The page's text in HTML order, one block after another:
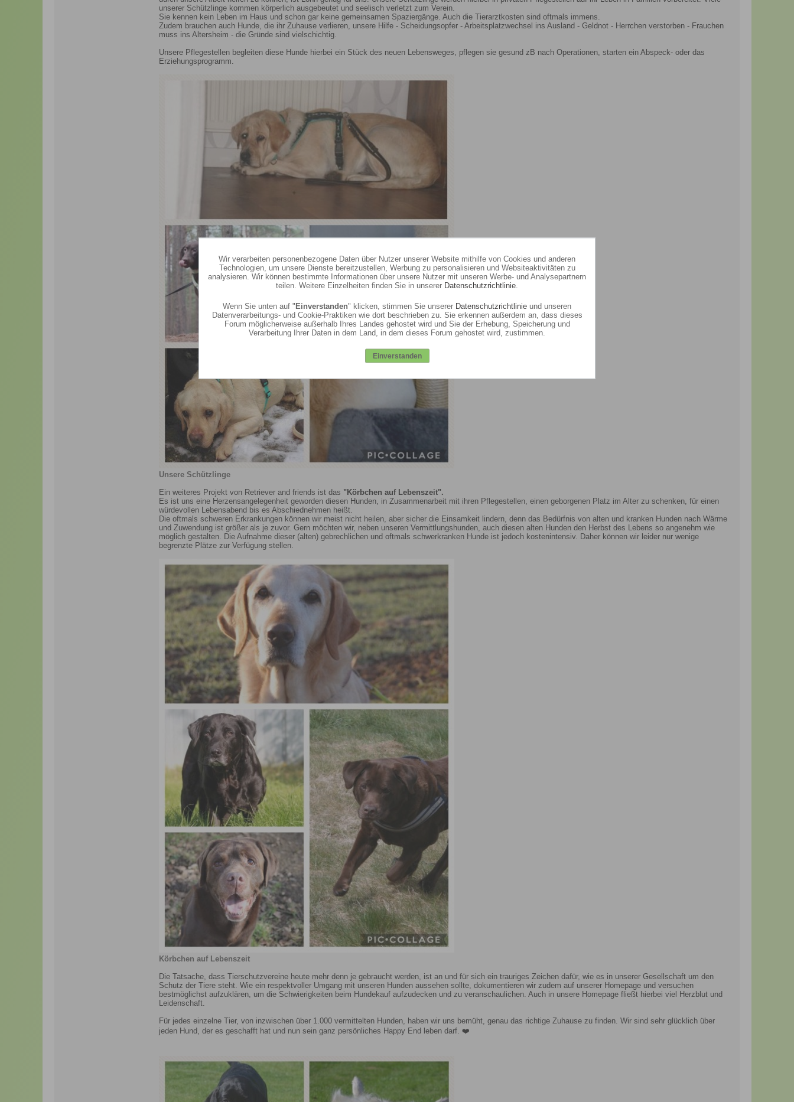
unserer Schützlinge kommen körperlich ausgebeutet und seelisch verletzt zum Verein.
Sie kennen kein Leben im Haus und schon gar keine gemeinsamen Spaziergänge. Auch die Tierarztkosten sind oftmals immens.
Zudem brauchen auch Hunde, die ihr Zuhause verlieren, unsere Hilfe - Scheidungsopfer - Arbeitsplatzwechsel ins Ausland - Geldnot - Herrchen verstorben - Frauchen
muss ins Altersheim - die Gründe sind vielschichtig.
Unsere Pflegestellen begleiten diese Hunde hierbei ein Stück des neuen Lebensweges, pflegen sie gesund zB nach Operationen, starten ein Abspeck- oder das
Erziehungsprogramm.
Unsere Schützlinge
Ein weiteres Projekt von Retriever and friends ist das "Körbchen auf Lebenszeit".
Es ist uns eine Herzensangelegenheit geworden diesen Hunden, in Zusammenarbeit mit ihren Pflegestellen, einen geborgenen Platz im Alter zu schenken, für einen
würdevollen Lebensabend bis es Abschiednehmen heißt.
Die oftmals schweren Erkrankungen können wir meist nicht heilen, aber sicher die Einsamkeit lindern, denn das Bedürfnis von alten und kranken Hunden nach Wärme
und Zuwendung ist größer als je zuvor. Gern möchten wir, neben unseren Vermittlungshunden, auch diesen alten Hunden den Herbst des Lebens so angenehm wie
möglich gestalten. Die Aufnahme dieser (alten) gebrechlichen und oftmals schwerkranken Hunde ist jedoch kostenintensiv. Daher können wir leider nur wenige
begrenzte Plätze zur Verfügung stellen.
Körbchen auf Lebenszeit
Die Tatsache, dass Tierschutzvereine heute mehr denn je gebraucht werden, ist an und für sich ein trauriges Zeichen dafür, wie es in unserer Gesellschaft um den
Schutz der Tiere steht. Wie ein respektvoller Umgang mit unseren Hunden aussehen sollte, dokumentieren wir zudem auf unserer Homepage und versuchen
bestmöglichst aufzuklären, um die Schwierigkeiten beim Hundekauf aufzudecken und zu veranschaulichen. Auch in unsere Homepage fließt hierbei viel Herzblut und
Leidenschaft.
Für jedes einzelne Tier, von inzwischen über 1.000 vermittelten Hunden, haben wir uns bemüht, genau das richtige Zuhause zu finden. Wir sind sehr glücklich über
jeden Hund, der es geschafft hat und nun sein ganz persönliches Happy End leben darf. ❤️
Wir verarbeiten personenbezogene Daten über Nutzer unserer Website mithilfe von Cookies und anderen
Technologien, um unsere Dienste bereitzustellen, Werbung zu personalisieren und Websiteaktivitäten zu
analysieren. Wir können bestimmte Informationen über unsere Nutzer mit unseren Werbe- und Analysepartnern
teilen. Weitere Einzelheiten finden Sie in unserer Datenschutzrichtlinie
Wenn Sie unten auf "Einverstanden" klicken, stimmen Sie unserer Datenschutzrichtlinie und unseren
Datenverarbeitungs- und Cookie-Praktiken wie dort beschrieben zu. Sie erkennen außerdem an, dass dieses
Forum möglicherweise außerhalb Ihres Landes gehostet wird und Sie der Erhebung, Speicherung und
Verarbeitung Ihrer Daten in dem Land, in dem dieses Forum gehostet wird, zustimmen.
Einverstanden